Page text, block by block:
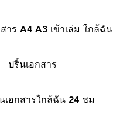
าร A4 A3 เข้าเล่ม ใกล้ฉัน
ปริ้นเอกสาร
เอกสารใกล้ฉัน 24 ชม